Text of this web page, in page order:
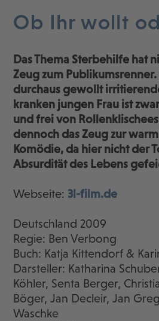
Ob Ihr wollt
Das Thema Sterbehilfe hat
Zeug zum
durchaus gewollt
kranken jungen Frau ist
und frei von
dennoch das Zeug zur
Komödie, da hier nicht der
Absurdität des Lebens
Webseite: 3l-film.de
Deutschland 2009
Regie: Ben Verbong
Buch: Katja Kittendorf &
Darsteller: Katharina
Köhler, Senta Berger,
Böger, Jan Decleir, Jan
Waschke